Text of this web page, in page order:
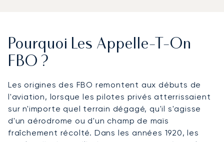
Pourquoi Les Appelle-T-On
FBO ?
Les origines des FBO remontent aux débuts de
l'aviation, lorsque les pilotes privés atterrissaient
sur n'importe quel terrain dégagé, qu'il s'agisse
d'un aérodrome ou d'un champ de maïs
fraîchement récolté. Dans les années 1920, les